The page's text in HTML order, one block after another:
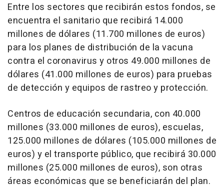
Entre los sectores que recibirán estos fondos, se
encuentra el sanitario que recibirá 14.000
millones de dólares (11.700 millones de euros)
para los planes de distribución de la vacuna
contra el coronavirus y otros 49.000 millones de
dólares (41.000 millones de euros) para pruebas
de detección y equipos de rastreo y protección.
Centros de educación secundaria, con 40.000
millones (33.000 millones de euros), escuelas,
125.000 millones de dólares (105.000 millones de
euros) y el transporte público, que recibirá 30.000
millones (25.000 millones de euros), son otras
áreas económicas que se beneficiarán del plan.